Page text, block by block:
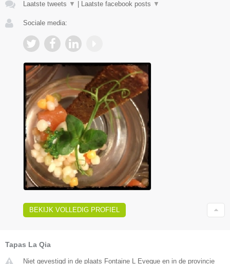
Laatste tweets ▼ | Laatste facebook posts ▼
Sociale media:
BEKIJK VOLLEDIG PROFIEL
Tapas La Qia
Niet gevestigd in de plaats Fontaine L Eveque en in de provincie